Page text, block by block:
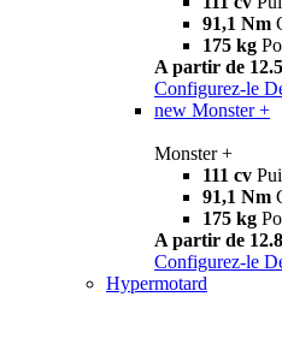
91,1 Nm
175 kg
A partir de
Configurez-le
new Monster +
Monster +
111 cv
91,1 Nm
175 kg
A partir de
Configurez-le
Hypermotard